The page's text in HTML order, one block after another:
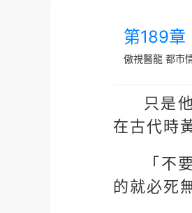
第189章
傲視醫龍 都市
只是
在古代時
「不
的就必死